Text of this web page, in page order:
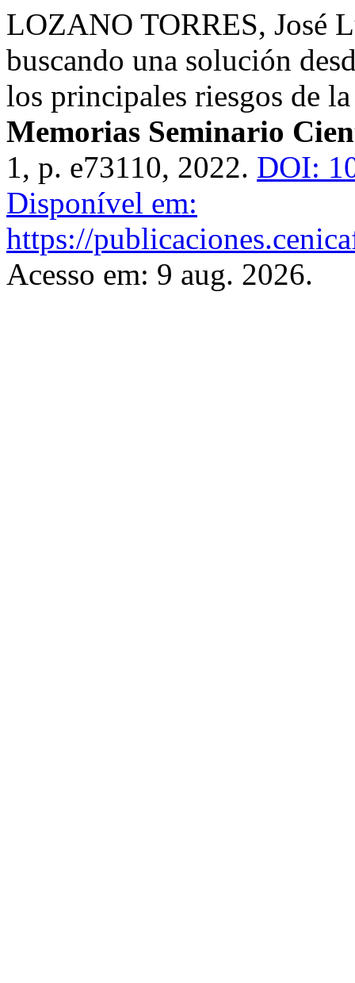
LOZANO TORRES, José
buscando una solución
los principales riesgos de
Memorias Seminario
1, p. e73110, 2022. DOI:
Disponível em:
https://
Acesso em: 9 aug. 2026.